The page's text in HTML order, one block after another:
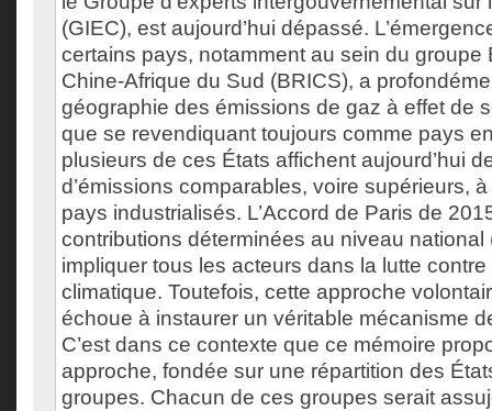
(GIEC), est aujourd’hui dépassé.
certains pays, notamment au sein du groupe
Chine-Afrique du Sud (BRICS), a
géographie des émissions de gaz à effet de
que se revendiquant toujours comme pays
plusieurs de ces États affichent aujourd’hui
d’émissions comparables, voire supérieurs,
pays industrialisés. L’Accord de Paris de
contributions déterminées au niveau national
impliquer tous les acteurs dans la lutte
climatique. Toutefois, cette approche
échoue à instaurer un véritable mécanisme
C’est dans ce contexte que ce mémoire
approche, fondée sur une répartition des
groupes. Chacun de ces groupes serait